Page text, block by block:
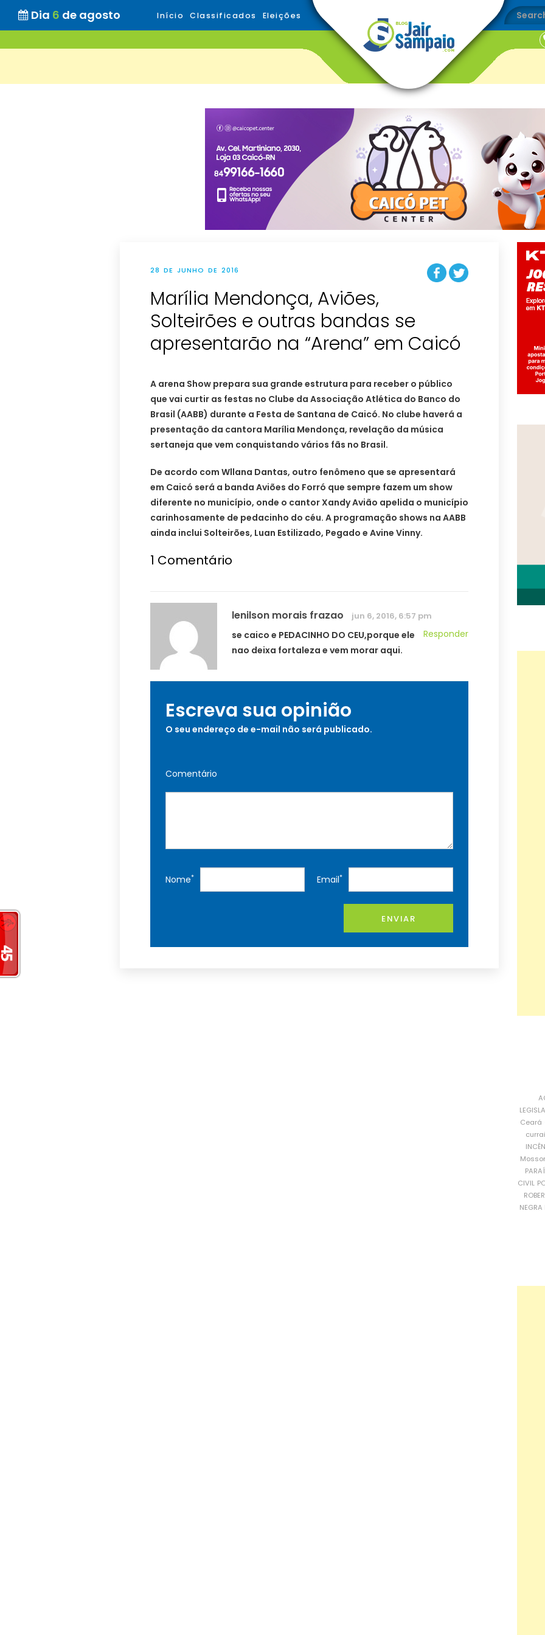
Dia 6 de agosto Início Classificados Eleições
28 DE JUNHO DE 2016
Marília Mendonça, Aviões,
Solteirões e outras bandas se
apresentarão na “Arena” em Caicó
A arena Show prepara sua grande estrutura para receber o público
que vai curtir as festas no Clube da Associação Atlética do Banco do
Brasil (AABB) durante a Festa de Santana de Caicó. No clube haverá a
presentação da cantora Marília Mendonça, revelação da música
sertaneja que vem conquistando vários fãs no Brasil.
De acordo com Wllana Dantas, outro fenômeno que se apresentará
em Caicó será a banda Aviões do Forró que sempre fazem um show
diferente no município, onde o cantor Xandy Avião apelida o município
carinhosamente de pedacinho do céu. A programação shows na AABB
ainda inclui Solteirões, Luan Estilizado, Pegado e Avine Vinny.
1 Comentário
lenilson morais frazao jun 6, 2016, 6:57 pm
Responder
se caico e PEDACINHO DO CEU,porque ele
nao deixa fortaleza e vem morar aqui.
Escreva sua opinião
O seu endereço de e-mail não será publicado.
Comentário
Nome* Email*
ENVIAR
Ceará
CIVIL
NEGRA